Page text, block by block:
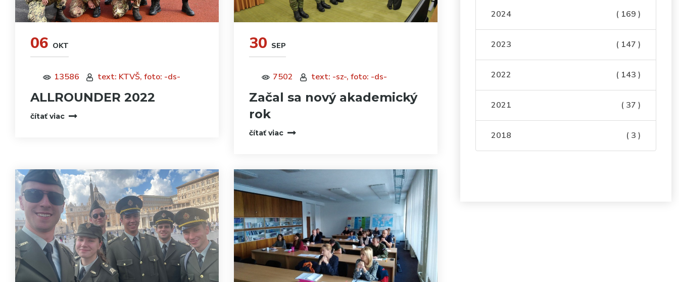
06 OKT
13586 text: KTVŠ, foto: -ds-
ALLROUNDER 2022
čítať viac
30 SEP
7502 text: -sz-, foto: -ds-
Začal sa nový akademický
rok
čítať viac
2024 ( 169 )
2023 ( 147 )
2022 ( 143 )
2021 ( 37 )
2018 ( 3 )